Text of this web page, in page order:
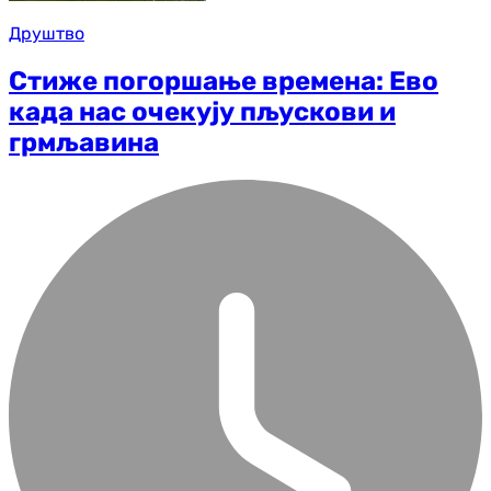
Друштво
Стиже погоршање времена: Ево
када нас очекују пљускови и
грмљавина